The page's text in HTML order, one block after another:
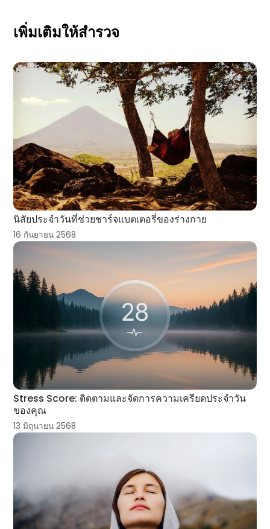
เพิ่มเติมให้สำรวจ
นิสัยประจำวันที่ช่วยชาร์จแบตเตอรี่ของร่างกาย
16 กันยายน 2568
Stress Score: ติดตามและจัดการความเครียดประจำวัน
ของคุณ
13 มิถุนายน 2568